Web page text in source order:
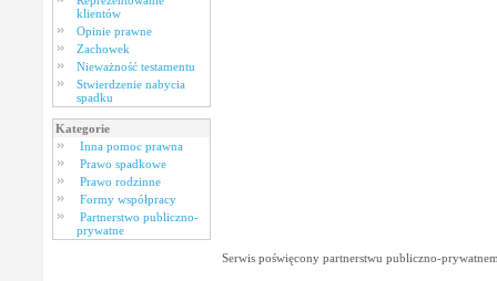
klientów
Opinie prawne
Zachowek
Nieważność testamentu
Stwierdzenie nabycia
spadku
Kategorie
Inna pomoc prawna
Prawo spadkowe
Prawo rodzinne
Formy współpracy
Partnerstwo publiczno-
prywatne
Serwis poświęcony partnerstwu publiczno-